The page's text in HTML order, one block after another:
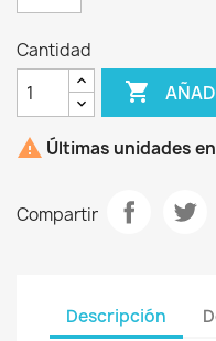
Cantidad

 Últimas unidades
Compartir
Descripción
Nombre de la lista de
Cancelar